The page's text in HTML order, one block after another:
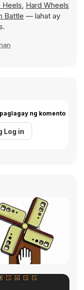
Heels, Hard Wheels
Battle — lahat ay
ng komento
Log in